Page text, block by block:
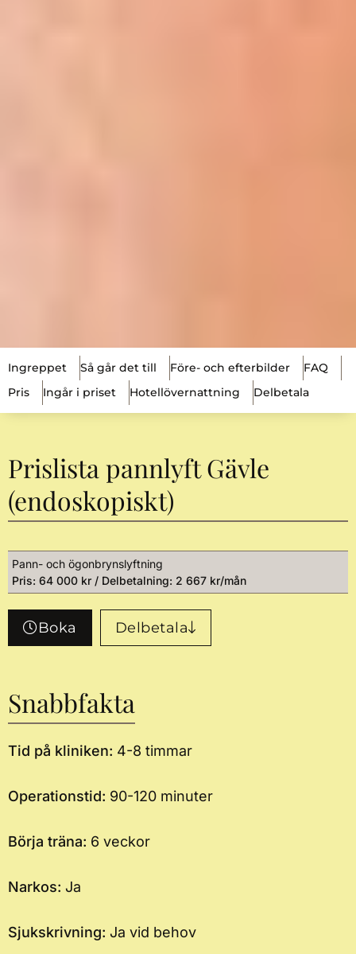
Ingreppet Så går det till Före- och efterbilder
FAQ
Pris
Ingår i priset Hotellövernattning Delbetala
Prislista pannlyft Gävle
(endoskopiskt)
Pann- och ögonbrynslyftning
Pris: 64 000 kr / Delbetalning: 2 667 kr/mån
Boka Delbetala
Snabbfakta
Tid på kliniken: 4-8 timmar
Operationstid: 90-120 minuter
Börja träna: 6 veckor
Narkos: Ja
Sjukskrivning: Ja vid behov